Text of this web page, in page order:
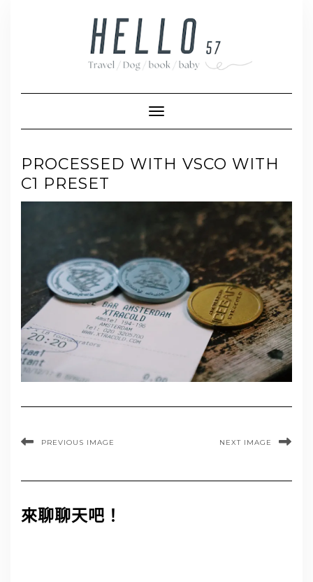
Toggle Navigation
PROCESSED WITH VSCO WITH
C1 PRESET
PREVIOUS IMAGE NEXT IMAGE
來聊聊天吧！